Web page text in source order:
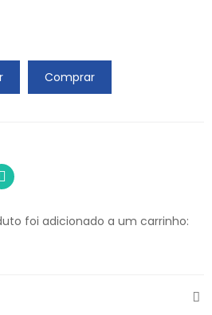
Comprar
foi adicionado a um carrinho: